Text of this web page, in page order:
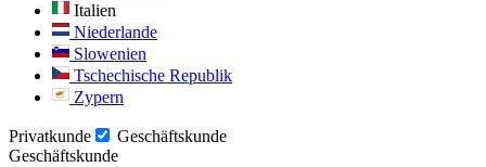
Italien
Niederlande
Slowenien
Tschechische Republik
Zypern
Privatkunde
Geschäftskunde
Geschäftskunde